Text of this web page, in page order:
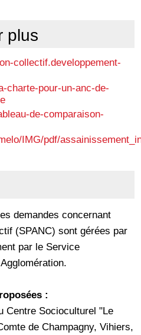
plus
collectif.developpement-
charte-pour-un-anc-de-
de-comparaison-
IMG/pdf/
demandes concernant
(SPANC) sont gérées par
par le Service
:
Centre Socioculturel "Le
de Champagny, Vihiers,